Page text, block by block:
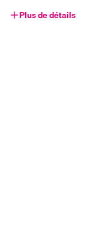
Plus de détails